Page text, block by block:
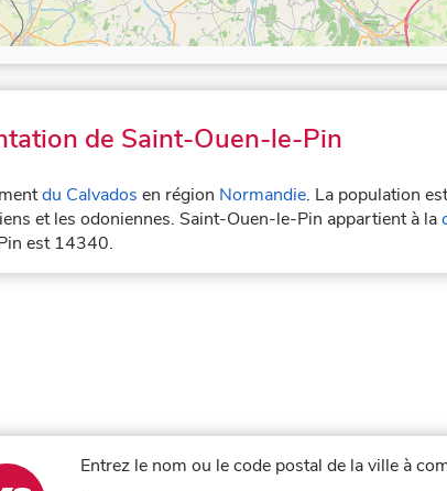
de Saint-Ouen-le-Pin
du Calvados en région Normandie. La population
et les odoniennes. Saint-Ouen-le-Pin appartient à la
est 14340.
Entrez le nom ou le code postal de la ville à